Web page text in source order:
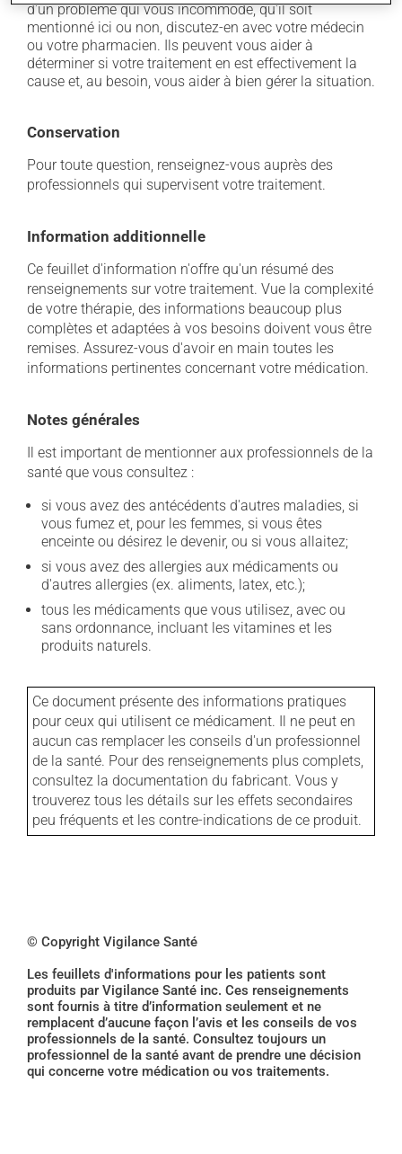
d'un problème qui vous incommode, qu'il soit
mentionné ici ou non, discutez-en avec votre médecin
ou votre pharmacien. Ils peuvent vous aider à
déterminer si votre traitement en est effectivement la
cause et, au besoin, vous aider à bien gérer la situation.
Conservation
Pour toute question, renseignez-vous auprès des
professionnels qui supervisent votre traitement.
Information additionnelle
Ce feuillet d'information n'offre qu'un résumé des
renseignements sur votre traitement. Vue la complexité
de votre thérapie, des informations beaucoup plus
complètes et adaptées à vos besoins doivent vous être
remises. Assurez-vous d'avoir en main toutes les
informations pertinentes concernant votre médication.
Notes générales
Il est important de mentionner aux professionnels de la
santé que vous consultez :
si vous avez des antécédents d'autres maladies, si
vous fumez et, pour les femmes, si vous êtes
enceinte ou désirez le devenir, ou si vous allaitez;
si vous avez des allergies aux médicaments ou
d'autres allergies (ex. aliments, latex, etc.);
tous les médicaments que vous utilisez, avec ou
sans ordonnance, incluant les vitamines et les
produits naturels.
Ce document présente des informations pratiques
pour ceux qui utilisent ce médicament. Il ne peut en
aucun cas remplacer les conseils d'un professionnel
de la santé. Pour des renseignements plus complets,
consultez la documentation du fabricant. Vous y
trouverez tous les détails sur les effets secondaires
peu fréquents et les contre-indications de ce produit.
© Copyright Vigilance Santé
Les feuillets d'informations pour les patients sont
produits par Vigilance Santé inc. Ces renseignements
sont fournis à titre d’information seulement et ne
remplacent d’aucune façon l’avis et les conseils de vos
professionnels de la santé. Consultez toujours un
professionnel de la santé avant de prendre une décision
qui concerne votre médication ou vos traitements.